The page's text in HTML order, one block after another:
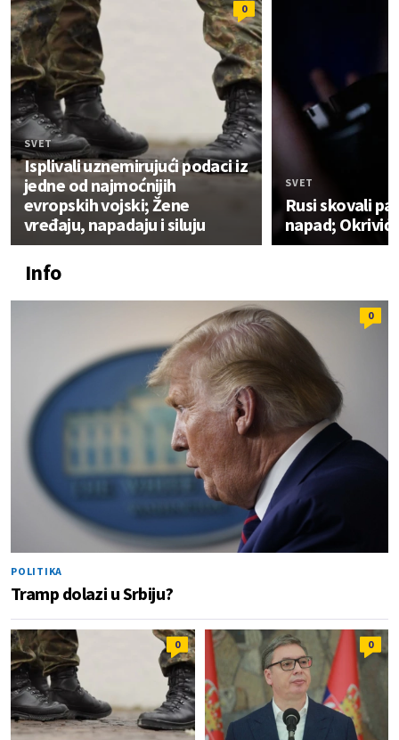
0
SVET
Isplivali uznemirujući podaci iz
jedne od najmoćnijih
evropskih vojski; Žene
vređaju, napadaju i siluju
SVET
Rusi skovali
napad;
Info
0
POLITIKA
Tramp dolazi u Srbiju?
0 0